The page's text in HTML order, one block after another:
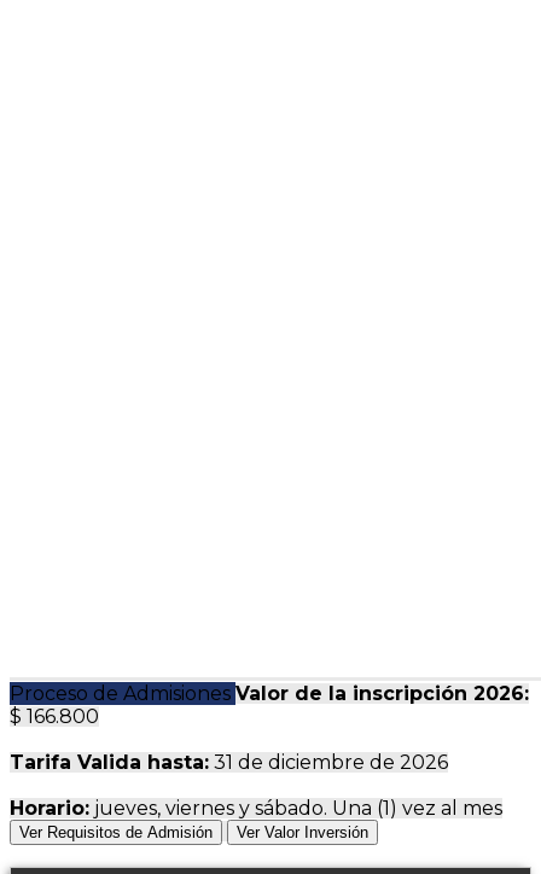
Proceso de Admisiones Valor de la inscripción 2026:
$ 166.800
Tarifa Valida hasta: 31 de diciembre de 2026
Horario: jueves, viernes y sábado. Una (1) vez al mes
Ver Requisitos de Admisión Ver Valor Inversión